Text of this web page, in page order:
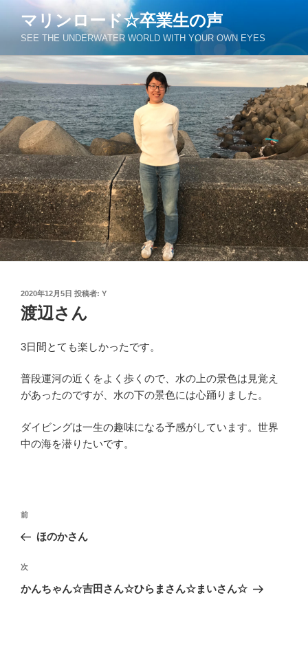
ン
ツ
へ
ス
キ
ッ
プ
マリンロード☆卒業生の声
SEE THE UNDERWATER WORLD WITH YOUR OWN EYES
投
稿
日:
2020年12月5日 投稿者: Y
渡辺さん
3日間とても楽しかったです。
普段運河の近くをよく歩くので、水の上の景色は見覚え
があったのですが、水の下の景色には心踊りました。
ダイビングは一生の趣味になる予感がしています。世界
中の海を潜りたいです。
投
ビ
ゲ
過
去
投
稿
前
ほのかさん
次
の
次
かんちゃん☆吉田さん☆ひらまさん☆まいさん☆